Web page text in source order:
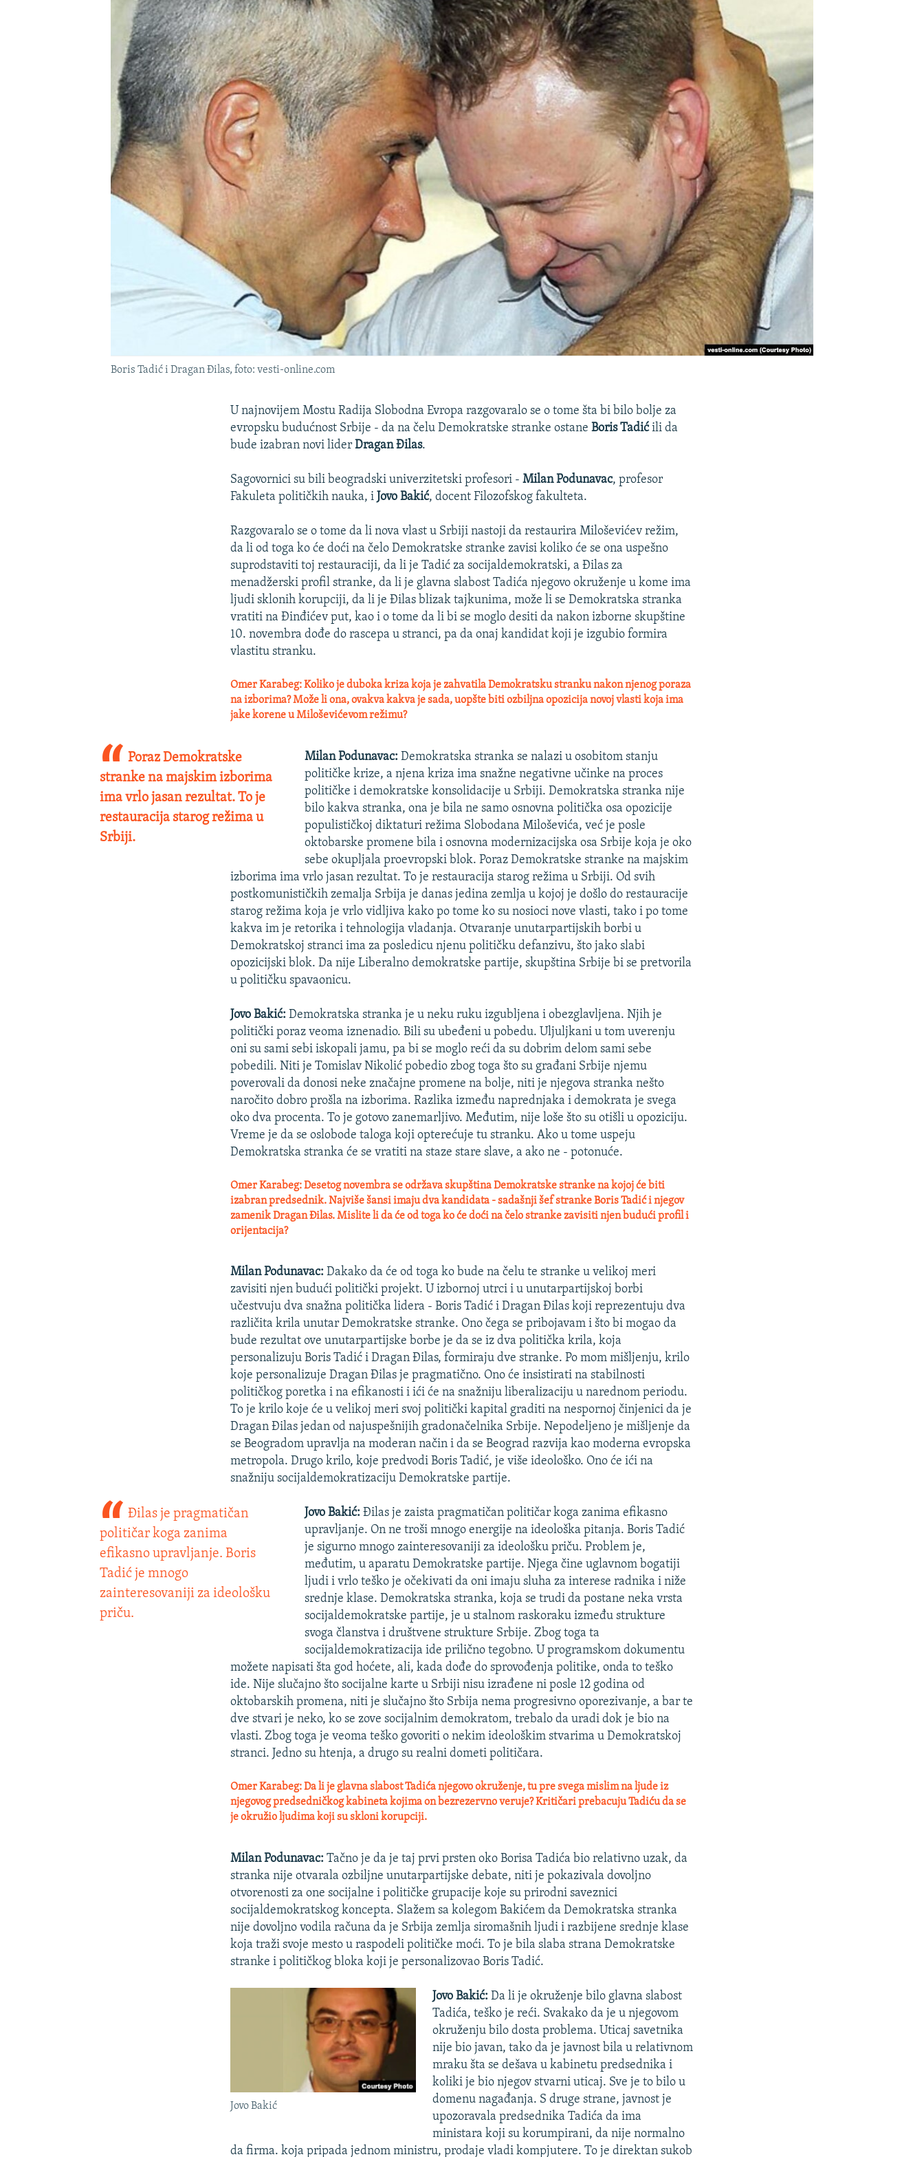
POPLAVE I KLIZIŠTA U BIH 2024.
NASTANAK I RASPAD JUGOSLAVIJE
Boris Tadić i Dragan Đilas, foto: vesti-online.com
U najnovijem Mostu Radija Slobodna Evropa razgovaralo se o tome šta bi bilo bolje za
evropsku budućnost Srbije - da na čelu Demokratske stranke ostaneBoris Tadićili da
bude izabran novi liderDragan Đilas.
Sagovornici su bili beogradski univerzitetski profesori -Milan Podunavac, profesor
Fakuleta političkih nauka, i Jovo Bakić, docent Filozofskog fakulteta.
Razgovaralo se o tome da li nova vlast u Srbiji nastoji da restaurira Miloševićev režim,
da li od toga ko će doći na čelo Demokratske stranke zavisi koliko će se ona uspešno
suprodstaviti toj restauraciji, da li je Tadić za socijaldemokratski, a Đilas za
menadžerski profil stranke, da li je glavna slabost Tadića njegovo okruženje u kome ima
ljudi sklonih korupciji, da li je Đilas blizak tajkunima, može li se Demokratska stranka
vratiti na Đinđićev put, kao i o tome da li bi se moglo desiti da nakon izborne skupštine
10. novembra dođe do rascepa u stranci, pa da onaj kandidat koji je izgubio formira
vlastitu stranku.
Omer Karabeg: Koliko je duboka kriza koja je zahvatila Demokratsku stranku nakon njenog poraza
na izborima? Može li ona, ovakva kakva je sada, uopšte biti ozbiljna opozicija novoj vlasti koja ima
jake korene u Miloševićevom režimu?
Poraz Demokratske
stranke na majskim izborima
ima vrlo jasan rezultat. To je
restauracija starog režima u
Srbiji.
Milan Podunavac: Demokratska stranka se nalazi u osobitom stanju
političke krize, a njena kriza ima snažne negativne učinke na proces
političke i demokratske konsolidacije u Srbiji. Demokratska stranka nije
bilo kakva stranka, ona je bila ne samo osnovna politička osa opozicije
populističkoj diktaturi režima Slobodana Miloševića, već je posle
oktobarske promene bila i osnovna modernizacijska osa Srbije koja je oko
sebe okupljala proevropski blok. Poraz Demokratske stranke na majskim
izborima ima vrlo jasan rezultat. To je restauracija starog režima u Srbiji. Od svih
postkomunističkih zemalja Srbija je danas jedina zemlja u kojoj je došlo do restauracije
starog režima koja je vrlo vidljiva kako po tome ko su nosioci nove vlasti, tako i po tome
kakva im je retorika i tehnologija vladanja. Otvaranje unutarpartijskih borbi u
Demokratskoj stranci ima za posledicu njenu političku defanzivu, što jako slabi
opozicijski blok. Da nije Liberalno demokratske partije, skupština Srbije bi se pretvorila
u političku spavaonicu.
Jovo Bakić: Demokratska stranka je u neku ruku izgubljena i obezglavljena. Njih je
politički poraz veoma iznenadio. Bili su ubeđeni u pobedu. Uljuljkani u tom uverenju
oni su sami sebi iskopali jamu, pa bi se moglo reći da su dobrim delom sami sebe
pobedili. Niti je Tomislav Nikolić pobedio zbog toga što su građani Srbije njemu
poverovali da donosi neke značajne promene na bolje, niti je njegova stranka nešto
naročito dobro prošla na izborima. Razlika između naprednjaka i demokrata je svega
oko dva procenta. To je gotovo zanemarljivo. Međutim, nije loše što su otišli u opoziciju.
Vreme je da se oslobode taloga koji opterećuje tu stranku. Ako u tome uspeju
Demokratska stranka će se vratiti na staze stare slave, a ako ne - potonuće.
Omer Karabeg: Desetog novembra se održava skupština Demokratske stranke na kojoj će biti
izabran predsednik. Najviše šansi imaju dva kandidata - sadašnji šef stranke Boris Tadić i njegov
zamenik Dragan Đilas. Mislite li da će od toga ko će doći na čelo stranke zavisiti njen budući profil i
orijentacija?
Milan Podunavac:Dakako da će od toga ko bude na čelu te stranke u velikoj meri
zavisiti njen budući politički projekt. U izbornoj utrci i u unutarpartijskoj borbi
učestvuju dva snažna politička lidera - Boris Tadić i Dragan Đilas koji reprezentuju dva
različita krila unutar Demokratske stranke. Ono čega se pribojavam i što bi mogao da
bude rezultat ove unutarpartijske borbe je da se iz dva politička krila, koja
personalizuju Boris Tadić i Dragan Đilas, formiraju dve stranke. Po mom mišljenju, krilo
koje personalizuje Dragan Đilas je pragmatično. Ono će insistirati na stabilnosti
političkog poretka i na efikanosti i ići će na snažniju liberalizaciju u narednom periodu.
To je krilo koje će u velikoj meri svoj politički kapital graditi na nespornoj činjenici da je
Dragan Đilas jedan od najuspešnijih gradonačelnika Srbije. Nepodeljeno je mišljenje da
se Beogradom upravlja na moderan način i da se Beograd razvija kao moderna evropska
metropola. Drugo krilo, koje predvodi Boris Tadić, je više ideološko. Ono će ići na
snažniju socijaldemokratizaciju Demokratske partije.
Đilas je pragmatičan
političar koga zanima
efikasno upravljanje. Boris
Tadić je mnogo
zainteresovaniji za ideološku
priču.
Jovo Bakić: Đilas je zaista pragmatičan političar koga zanima efikasno
upravljanje. On ne troši mnogo energije na ideološka pitanja. Boris Tadić
je sigurno mnogo zainteresovaniji za ideološku priču. Problem je,
međutim, u aparatu Demokratske partije. Njega čine uglavnom bogatiji
ljudi i vrlo teško je očekivati da oni imaju sluha za interese radnika i niže
srednje klase. Demokratska stranka, koja se trudi da postane neka vrsta
socijaldemokratske partije, je u stalnom raskoraku između strukture
svoga članstva i društvene strukture Srbije. Zbog toga ta
socijaldemokratizacija ide prilično tegobno. U programskom dokumentu
možete napisati šta god hoćete, ali, kada dođe do sprovođenja politike, onda to teško
ide. Nije slučajno što socijalne karte u Srbiji nisu izrađene ni posle 12 godina od
oktobarskih promena, niti je slučajno što Srbija nema progresivno oporezivanje, a bar te
dve stvari je neko, ko se zove socijalnim demokratom, trebalo da uradi dok je bio na
vlasti. Zbog toga je veoma teško govoriti o nekim ideološkim stvarima u Demokratskoj
stranci. Jedno su htenja, a drugo su realni dometi političara.
Omer Karabeg: Da li je glavna slabost Tadića njegovo okruženje, tu pre svega mislim na ljude iz
njegovog predsedničkog kabineta kojima on bezrezervno veruje? Kritičari prebacuju Tadiću da se
je okružio ljudima koji su skloni korupciji.
Milan Podunavac:Tačno je da je taj prvi prsten oko Borisa Tadića bio relativno uzak, da
stranka nije otvarala ozbiljne unutarpartijske debate, niti je pokazivala dovoljno
otvorenosti za one socijalne i političke grupacije koje su prirodni saveznici
socijaldemokratskog koncepta. Slažem sa kolegom Bakićem da Demokratska stranka
nije dovoljno vodila računa da je Srbija zemlja siromašnih ljudi i razbijene srednje klase
koja traži svoje mesto u raspodeli političke moći. To je bila slaba strana Demokratske
stranke i političkog bloka koji je personalizovao Boris Tadić.
Jovo Bakić
Jovo Bakić: Da li je okruženje bilo glavna slabost
Tadića, teško je reći. Svakako da je u njegovom
okruženju bilo dosta problema. Uticaj savetnika
nije bio javan, tako da je javnost bila u relativnom
mraku šta se dešava u kabinetu predsednika i
koliki je bio njegov stvarni uticaj. Sve je to bilo u
domenu nagađanja. S druge strane, javnost je
upozoravala predsednika Tadića da ima
ministara koji su korumpirani, da nije normalno
da firma. koja pripada jednom ministru, prodaje vladi kompjutere. To je direktan sukob